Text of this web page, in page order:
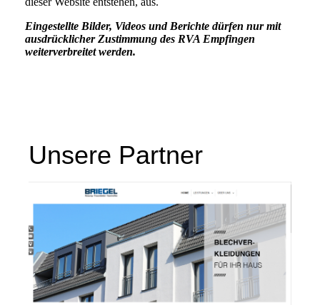
Eingestellte Bilder, Videos und Berichte dürfen nur mit
ausdrücklicher Zustimmung des RVA Empfingen
weiterverbreitet werden.
Unsere Partner